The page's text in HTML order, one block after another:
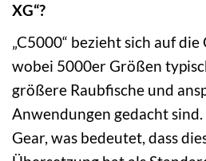
XG“?
„C5000“ bezieht sich auf
wobei 5000er Größen
größere Raubfische und
Anwendungen gedacht sind.
Gear, was bedeutet, dass